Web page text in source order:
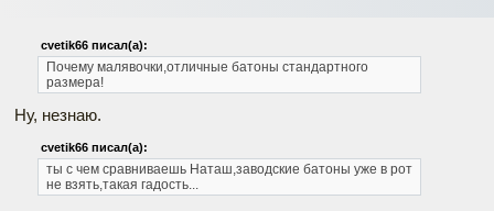
cvetik66 писал(а):
Почему малявочки,отличные батоны стандартного
размера!
Ну, незнаю.
cvetik66 писал(а):
ты с чем сравниваешь Наташ,заводские батоны уже в рот
не взять,такая гадость...